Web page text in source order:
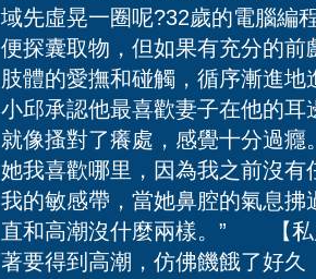
域先虛晃一圈呢?32歲的電腦編
便探囊取物，但如果有充分的
肢體的愛撫和碰觸，循序漸進
小邱承認他最喜歡妻子在他的
就像搔對了癢處，感覺十分過癮
她我喜歡哪里，因為我之前沒
我的敏感帶，當她鼻腔的氣息
直和高潮沒什麼兩樣。” 【私
著要得到高潮，仿佛饑餓了好